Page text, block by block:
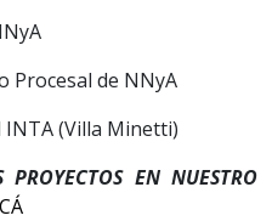
Procesal de NNyA
(Villa Minetti)
PROYECTOS EN NUESTRO